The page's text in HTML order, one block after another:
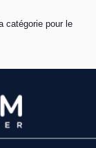
catégorie pour le